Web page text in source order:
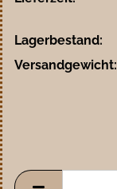
Lagerbestand:
Versandgewicht: